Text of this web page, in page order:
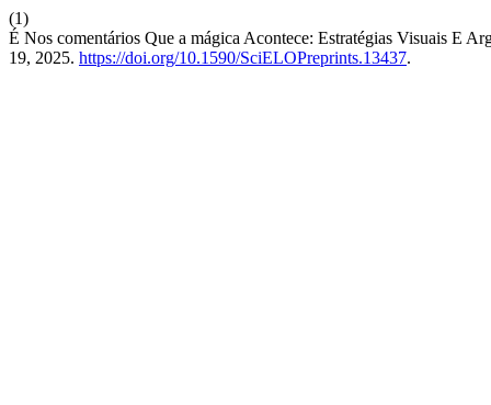
(1)
É Nos comentários Que a mágica Acontece: Estratégias Visuais E
19, 2025. https://doi.org/10.1590/SciELOPreprints.13437.